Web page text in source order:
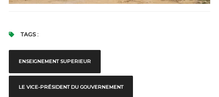
TAGS :
ENSEIGNEMENT SUPERIEUR
LE VICE-PRÉSIDENT DU GOUVERNEMENT